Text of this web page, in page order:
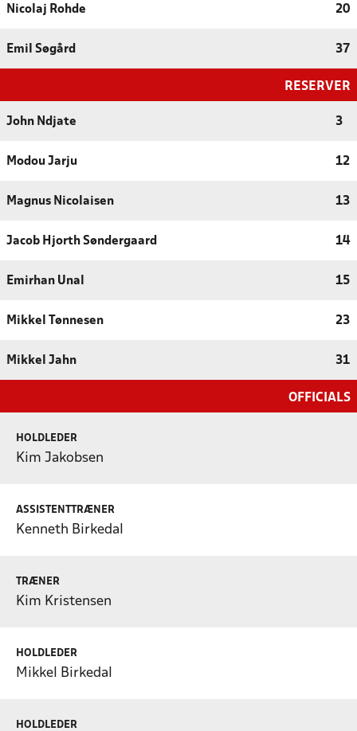
Nicolaj Rohde 20
Emil Søgård 37
RESERVER
John Ndjate 3
Modou Jarju 12
Magnus Nicolaisen 13
Jacob Hjorth Søndergaard 14
Emirhan Unal 15
Mikkel Tønnesen 23
Mikkel Jahn 31
OFFICIALS
HOLDLEDER
Kim Jakobsen
ASSISTENTTRÆNER
Kenneth Birkedal
TRÆNER
Kim Kristensen
HOLDLEDER
Mikkel Birkedal
HOLDLEDER